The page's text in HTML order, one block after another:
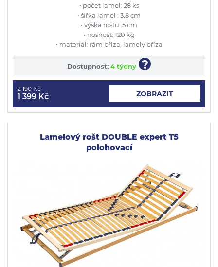
• počet lamel: 28 ks
• šířka lamel : 3,8 cm
• výška roštu: 5 cm
• nosnost: 120 kg
• materiál: rám bříza, lamely bříza
Dostupnost: 4 týdny ?
2 190 Kč
1 399 Kč ZOBRAZIT
Lamelový rošt DOUBLE expert T5
polohovací